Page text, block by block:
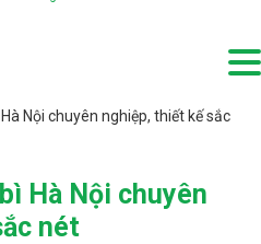
Nội chuyên nghiệp, thiết kế sắc
Hà Nội chuyên
nét